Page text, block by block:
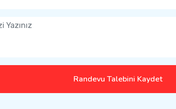
Randevu Talebini Kaydet